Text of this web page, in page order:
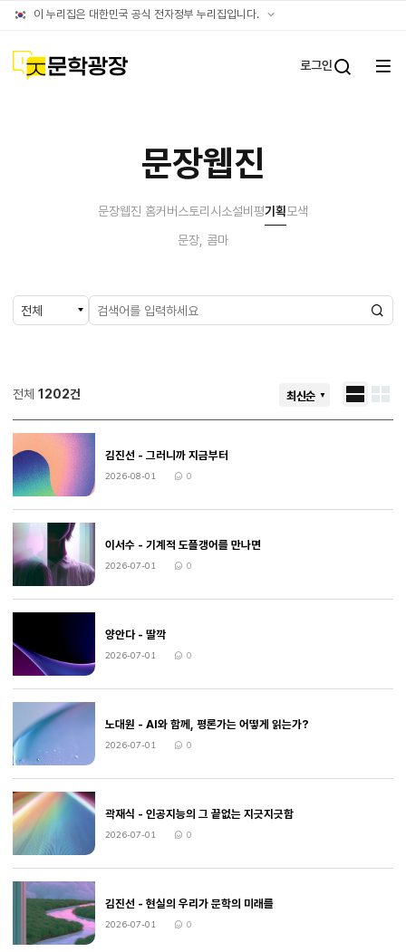
이 누리집은 대한민국 공식 전자정부 누리집입니다. 공식
문학광장 로그인
전체
문장웹진
문장웹진 홈커버스토리 시 소설비평기획모색
문장, 콤마
전체 1202건 최신순 블로그형썸네
김진선 - 그러니까 지금부터
작성일
2026-08-01 댓글수
0
이서수 - 기계적 도플갱어를 만나면
작성일
2026-07-01 댓글수
0
양안다 - 딸깍
작성일
2026-07-01 댓글수
0
노대원 - AI와 함께, 평론가는 어떻게 읽는가?
작성일
2026-07-01 댓글수
0
곽재식 - 인공지능의 그 끝없는 지긋지긋함
작성일
2026-07-01 댓글수
0
김진선 - 현실의 우리가 문학의 미래를
작성일
2026-07-01 댓글수
0